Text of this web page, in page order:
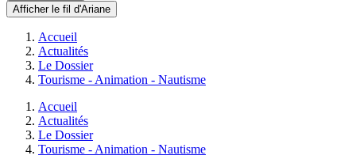
Afficher le fil d'Ariane
Accueil
Actualités
Le Dossier
Tourisme - Animation - Nautisme
Accueil
Actualités
Le Dossier
Tourisme - Animation - Nautisme